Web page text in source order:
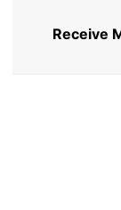
Receive